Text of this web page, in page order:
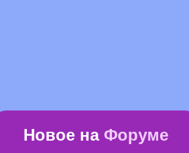
Новое на Форуме